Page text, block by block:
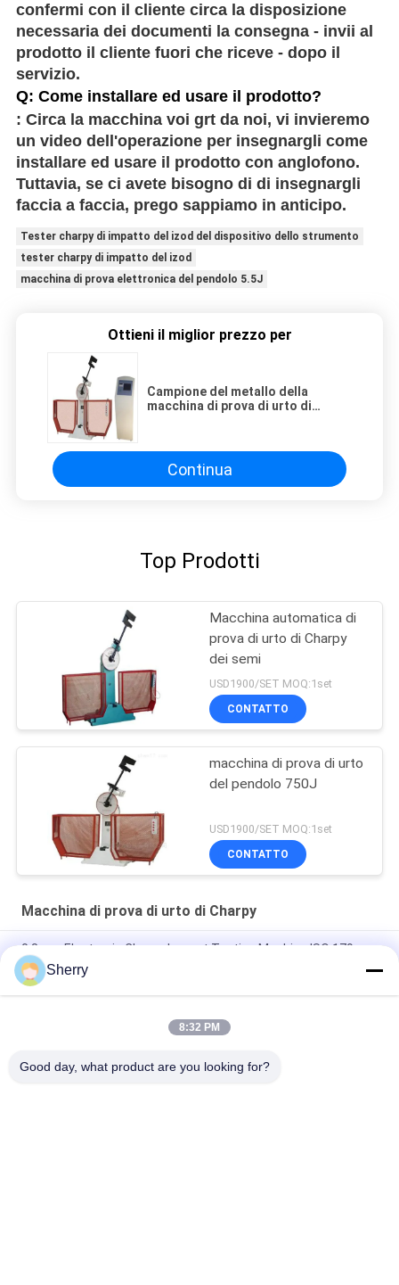
confermi con il cliente circa la disposizione
necessaria dei documenti la consegna - invii al
prodotto il cliente fuori che riceve - dopo il
servizio.
Q: Come installare ed usare il prodotto?
: Circa la macchina voi grt da noi, vi invieremo
un video dell'operazione per insegnargli come
installare ed usare il prodotto con anglofono.
Tuttavia, se ci avete bisogno di di insegnargli
faccia a faccia, prego sappiamo in anticipo.
Tester charpy di impatto del izod del dispositivo dello strumento
tester charpy di impatto del izod
macchina di prova elettronica del pendolo 5.5J
Ottieni il miglior prezzo per
Campione del metallo della
macchina di prova di urto di
Continua
Top Prodotti
Macchina automatica di
prova di urto di Charpy
dei semi
USD1900/SET MOQ:1set
CONTATTO
macchina di prova di urto
del pendolo 750J
USD1900/SET MOQ:1set
CONTATTO
Macchina di prova di urto di Charpy
0.8mm Electronic Charpy Impact Testing Machine ISO 179
2000 macchina di prova dell'impatto del pendolo
Controllo informatico per il pendolo di metallo macchina di
Sherry
8:32 PM
Good day, what product are you looking for?